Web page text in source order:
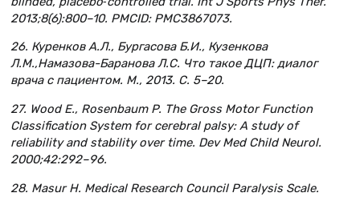
2013;8(6):800–10. PMCID: PMC3867073.
26. Куренков А.Л., Бургасова Б.И., Кузенкова
Л.М.,Намазова-Баранова Л.С. Что такое ДЦП: диалог
врача с пациентом. М., 2013. C. 5–20.
27. Wood E., Rosenbaum P. The Gross Motor Function
Classification System for cerebral palsy: A study of
reliability and stability over time. Dev Med Child Neurol.
2000;42:292–96.
28. Masur H. Medical Research Council Paralysis Scale.